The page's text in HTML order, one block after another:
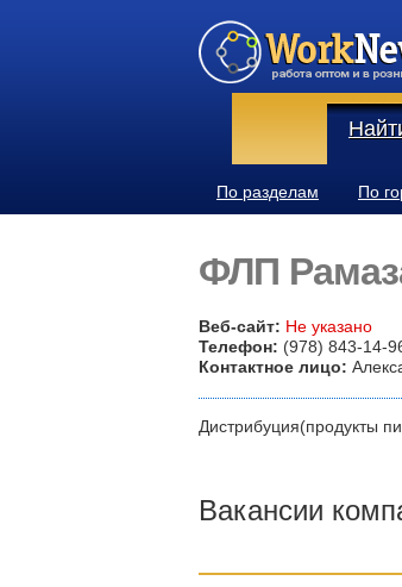
По разделам По
ФЛП
Веб-сайт: Не указано
Телефон: (978) 843-14-
Контактное лицо:
Дистрибуция(продукты
Вакансии